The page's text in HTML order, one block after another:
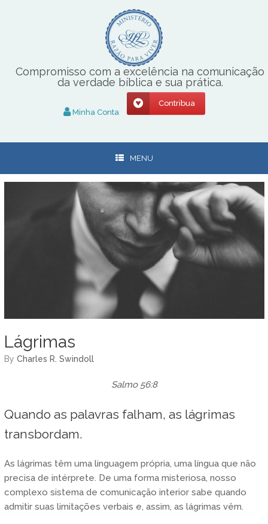
Compromisso com a excelência na comunicação
da verdade bíblica e sua prática.
Minha Conta
Contribua
MENU
Lágrimas
by Charles R. Swindoll
Salmo 56:8
Quando as palavras falham, as lágrimas
transbordam.
As lágrimas têm uma linguagem própria, uma língua que não
precisa de intérprete. De uma forma misteriosa, nosso
complexo sistema de comunicação interior sabe quando
admitir suas limitações verbais e, assim, as lágrimas vêm.